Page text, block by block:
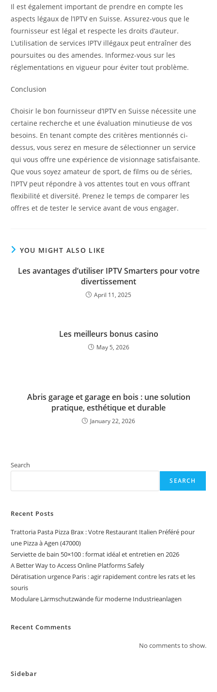
Il est également important de prendre en compte les
aspects légaux de l’IPTV en Suisse. Assurez-vous que le
fournisseur est légal et respecte les droits d’auteur.
L’utilisation de services IPTV illégaux peut entraîner des
poursuites ou des amendes. Informez-vous sur les
réglementations en vigueur pour éviter tout problème.
Conclusion
Choisir le bon fournisseur d’IPTV en Suisse nécessite une
certaine recherche et une évaluation minutieuse de vos
besoins. En tenant compte des critères mentionnés ci-
dessus, vous serez en mesure de sélectionner un service
qui vous offre une expérience de visionnage satisfaisante.
Que vous soyez amateur de sport, de films ou de séries,
l’IPTV peut répondre à vos attentes tout en vous offrant
flexibilité et diversité. Prenez le temps de comparer les
offres et de tester le service avant de vous engager.
YOU MIGHT ALSO LIKE
Les avantages d’utiliser IPTV Smarters pour votre
divertissement
April 11, 2025
Les meilleurs bonus casino
May 5, 2026
Abris garage et garage en bois : une solution
pratique, esthétique et durable
January 22, 2026
Search
SEARCH
Recent Posts
Trattoria Pasta Pizza Brax : Votre Restaurant Italien Préféré pour
une Pizza à Agen (47000)
Serviette de bain 50×100 : format idéal et entretien en 2026
A Better Way to Access Online Platforms Safely
Dératisation urgence Paris : agir rapidement contre les rats et les
souris
Modulare Lärmschutzwände für moderne Industrieanlagen
Recent Comments
No comments to show.
Sidebar